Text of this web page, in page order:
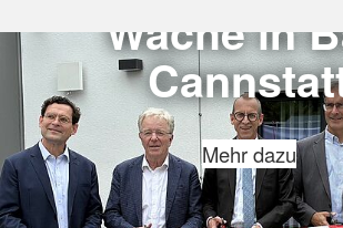
Wache in
Mehr dazu